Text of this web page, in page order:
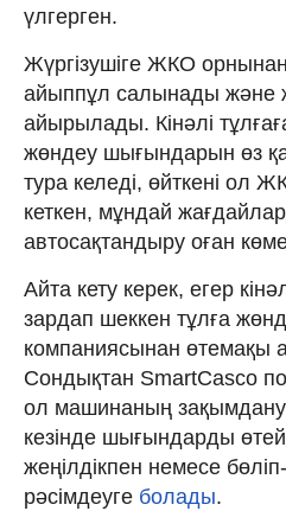
үлгерген.
Жүргізушіге ЖКО
айыппұл салынады және
айырылады. Кінәлі
жөндеу шығындарын өз
тура келеді, өйткені ол
кеткен, мұндай
автосақтандыру оған
Айта кету керек, егер
зардап шеккен тұлға
компаниясынан өтемақы
Сондықтан SmartCasco
ол машинаның
кезінде шығындарды
жеңілдікпен немесе
рәсімдеуге болады.